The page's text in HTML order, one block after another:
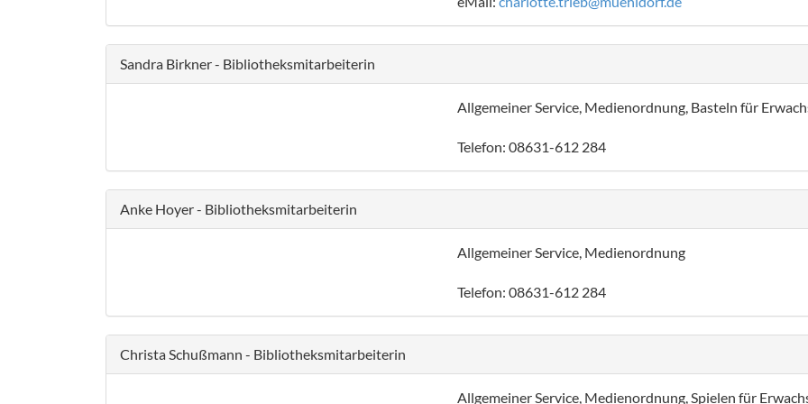
Sandra Birkner - Bibliotheksmitarbeiterin
Allgemeiner Service, Medienordnung, Basteln für
Telefon: 08631-612 284
Anke Hoyer - Bibliotheksmitarbeiterin
Allgemeiner Service, Medienordnung
Telefon: 08631-612 284
Christa Schußmann - Bibliotheksmitarbeiterin
Allgemeiner Service, Medienordnung, Spielen für